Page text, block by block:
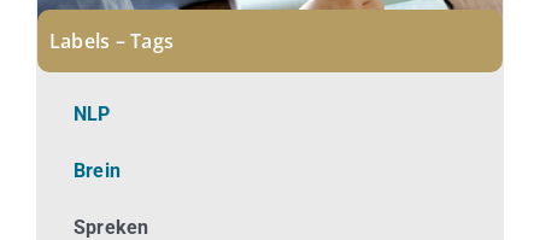
Kennisbank
Labels – Tags
NLP
Brein
Spreken